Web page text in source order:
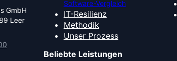
GmbH
Leer
Software-Vergleich
IT-Resilienz
Methodik
Unser Prozess
Beliebte Leistungen